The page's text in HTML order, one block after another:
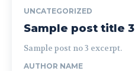
UNCATEGORIZED
Sample post title 3
Sample post no 3 excerpt.
AUTHOR NAME